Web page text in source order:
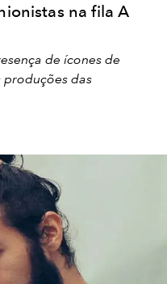
na fila A
de ícones de
produções das